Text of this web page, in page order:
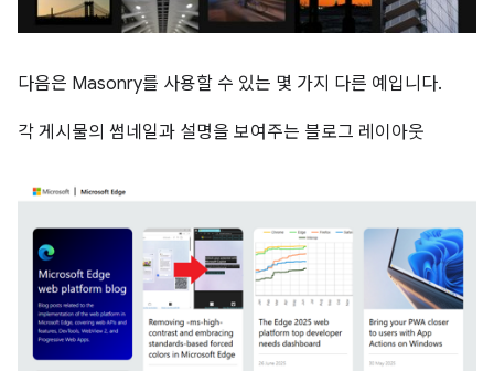
다음은 Masonry를 사용할 수 있는 몇 가지 다른 예입니다.
각 게시물의 썸네일과 설명을 보여주는 블로그 레이아웃